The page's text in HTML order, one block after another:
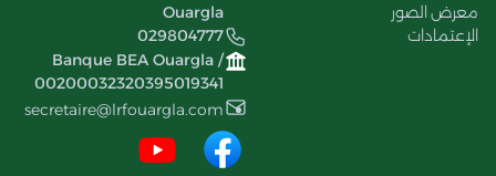
معرض الصور
الإعتمادات
Ouargla
029804777
Banque BEA Ouargla /
00200032320395019341
secretaire@lrfouargla.com